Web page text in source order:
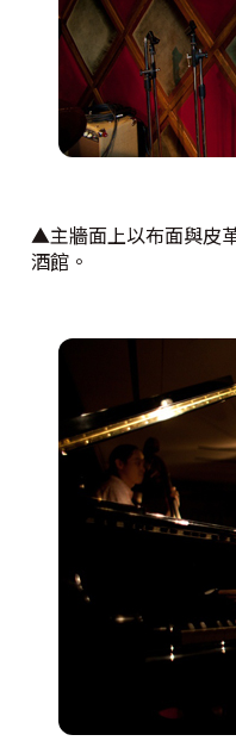
▲主牆面上以布面與皮
酒館。